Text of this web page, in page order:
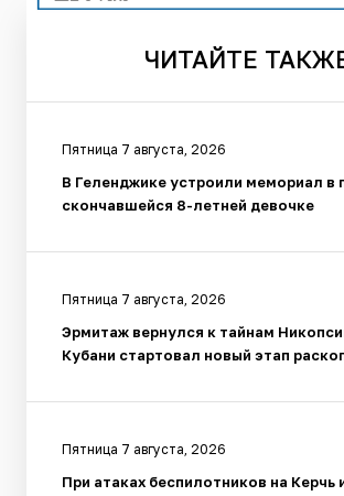
ЧИТАЙТЕ
Пятница 7 августа, 2026
В Геленджике устроили мемориал в
скончавшейся 8-летней девочке
Пятница 7 августа, 2026
Эрмитаж вернулся к тайнам
Кубани стартовал новый этап
Пятница 7 августа, 2026
При атаках беспилотников на Керчь